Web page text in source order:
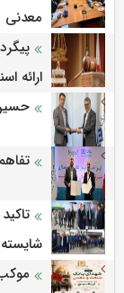
معدنی
ارائه